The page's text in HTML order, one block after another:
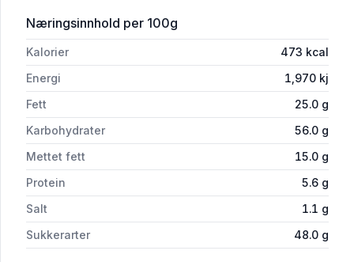
Næringsinnhold for 'Sanbó Mokka 160g'
per 100g
Kalorier 473 kcal
Energi
1,970 kj
Fett
25.0 g
Karbohydrater
56.0 g
Mettet fett
15.0 g
Protein
5.6 g
Salt
1.1 g
Sukkerarter
48.0 g